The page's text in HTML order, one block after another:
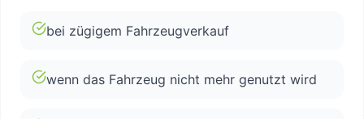
bei zügigem Fahrzeugverkauf
wenn das Fahrzeug nicht mehr genutzt wird